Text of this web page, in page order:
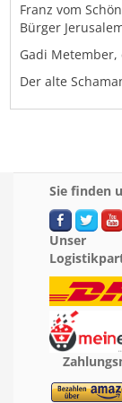
Franz vom
Bürger
Gadi
Der alte
Sie finden
Unser